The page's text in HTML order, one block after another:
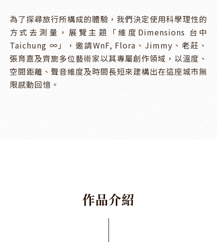
為了探尋旅行所構成的體驗，我們決定使用科學理性的
方式去測量，展覽主題「維度Dimensions 台中
Taichung ∞」，邀請WnF, Flora、Jimmy、老莊、
張育嘉及齊旎多位藝術家以其專屬創作領域，以溫度、
空間距離、聲音維度及時間長短來建構出在這座城市無
限感動回憶。
作品介紹